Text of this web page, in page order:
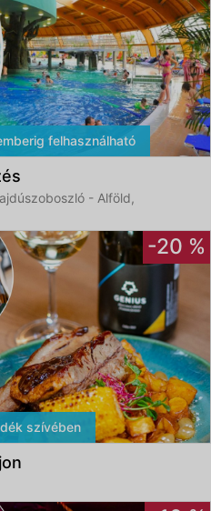
felhasználható
- Alföld,
-20 %
szívében